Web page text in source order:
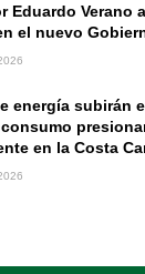
Eduardo Verano
el nuevo
energía subirán
en la Costa